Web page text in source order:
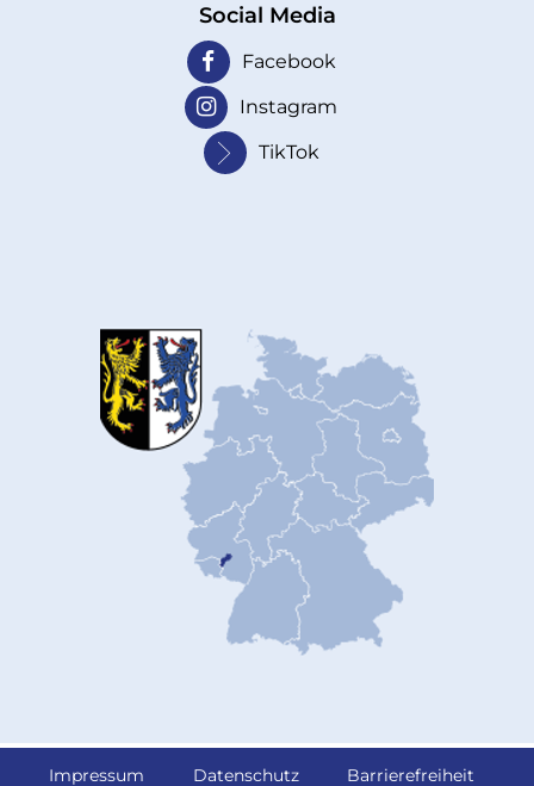
Social Media
Facebook
Instagram
TikTok
Impressum Datenschutz Barrierefreiheit